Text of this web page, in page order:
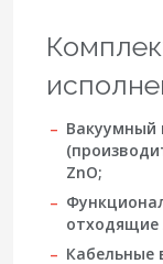
Вакуумный
ZnO;
отходящие
Кабельные